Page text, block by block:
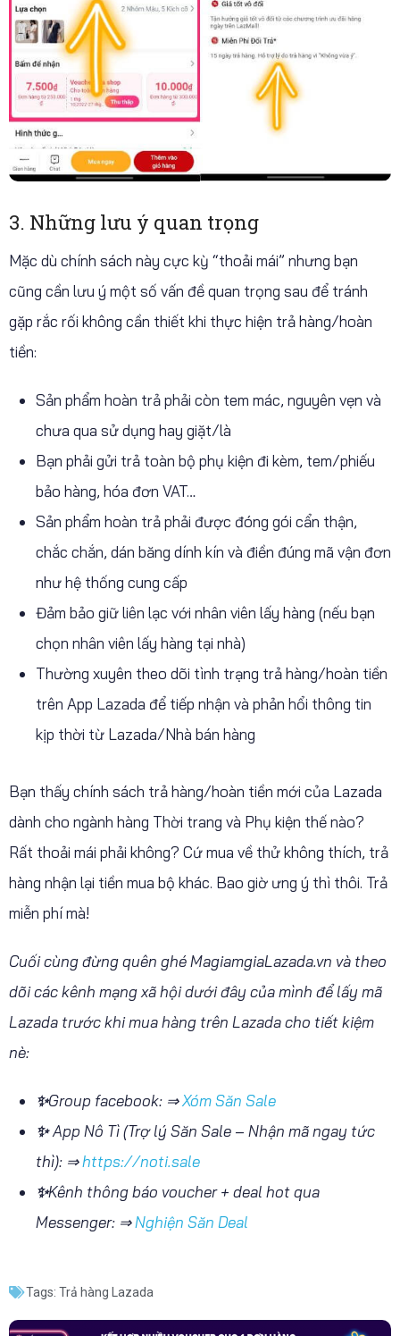
3. Những lưu ý quan trọng
Mặc dù chính sách này cực kỳ “thoải mái” nhưng bạn
cũng cần lưu ý một số vấn đề quan trọng sau để tránh
gặp rắc rối không cần thiết khi thực hiện trả hàng/hoàn
tiền:
Sản phẩm hoàn trả phải còn tem mác, nguyên vẹn và
chưa qua sử dụng hay giặt/là
Bạn phải gửi trả toàn bộ phụ kiện đi kèm, tem/phiếu
bảo hàng, hóa đơn VAT…
Sản phẩm hoàn trả phải được đóng gói cẩn thận,
chắc chắn, dán băng dính kín và điền đúng mã vận đơn
như hệ thống cung cấp
Đảm bảo giữ liên lạc với nhân viên lấy hàng (nếu bạn
chọn nhân viên lấy hàng tại nhà)
Thường xuyên theo dõi tình trạng trả hàng/hoàn tiền
trên App Lazada để tiếp nhận và phản hổi thông tin
kịp thời từ Lazada/Nhà bán hàng
Bạn thấy chính sách trả hàng/hoàn tiền mới của Lazada
dành cho ngành hàng Thời trang và Phụ kiện thế nào?
Rất thoải mái phải không? Cứ mua về thử không thích, trả
hàng nhận lại tiền mua bộ khác. Bao giờ ưng ý thì thôi. Trả
miễn phí mà!
Cuối cùng đừng quên ghé MagiamgiaLazada.vn và theo
dõi các kênh mạng xã hội dưới đây của mình để lấy mã
Lazada trước khi mua hàng trên Lazada cho tiết kiệm
nè:
✨Group facebook: ⇒Xóm Săn Sale
✨App Nô Tì (Trợ lý Săn Sale – Nhận mã ngay tức
thì): ⇒https://noti.sale
✨Kênh thông báo voucher + deal hot qua
Messenger: ⇒Nghiện Săn Deal
Tags: Trả hàng Lazada